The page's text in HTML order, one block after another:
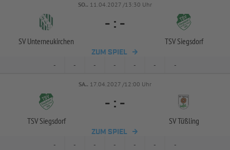
SO.. 11.04.2027 /13:30 Uhr
SV Unterneukirchen
- : -
TSV Siegsdorf
ZUM SPIEL
- - - - - - -
SA.. 17.04.2027 /12:00 Uhr
TSV Siegsdorf
- : -
SV Tüßling
ZUM SPIEL
- - - - - - -